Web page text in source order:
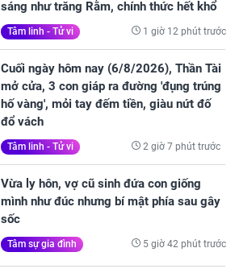
sáng như trăng Rằm, chính thức hết khổ
Tâm linh - Tử vi 1 giờ 12 phút trước
Cuối ngày hôm nay (6/8/2026), Thần Tài
mở cửa, 3 con giáp ra đường 'đụng trúng
hố vàng', mỏi tay đếm tiền, giàu nứt đố
đổ vách
Tâm linh - Tử vi 2 giờ 7 phút trước
Vừa ly hôn, vợ cũ sinh đứa con giống
mình như đúc nhưng bí mật phía sau gây
sốc
Tâm sự gia đình 5 giờ 42 phút trước